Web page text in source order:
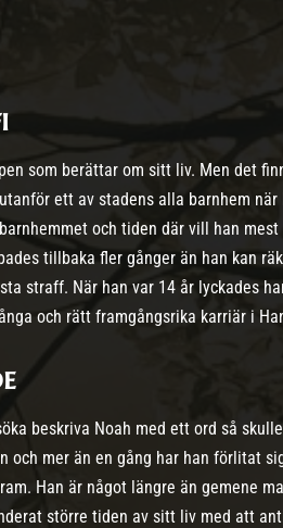
som berättar om sitt liv. Men det
ett av stadens alla barnhem
och tiden där vill han
tillbaka fler gånger än han kan
straff. När han var 14 år lyckades
och rätt framgångsrika karriär i
beskriva Noah med ett ord så
och mer än en gång har han förlitat
Han är något längre än gemene
större tiden av sitt liv med att